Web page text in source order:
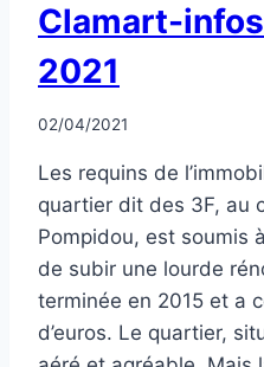
Clamart-
2021
Par
02/04/2021
Les requins de
quartier dit des 3F, au
Pompidou, est soumis
de subir une lourde
terminée en 2015 et a
d’euros. Le quartier,